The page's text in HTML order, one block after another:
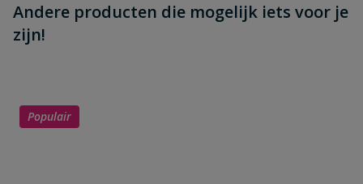
Andere producten die mogelijk iets voor je
zijn!
Populair